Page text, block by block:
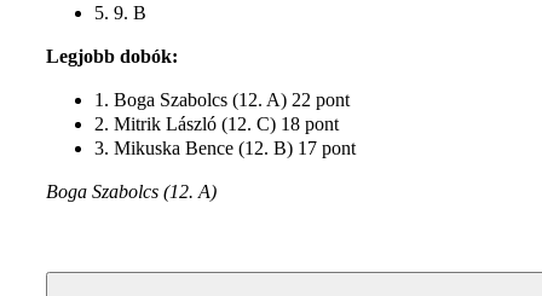
5. 9. B
Legjobb dobók:
1. Boga Szabolcs (12. A) 22 pont
2. Mitrik László (12. C) 18 pont
3. Mikuska Bence (12. B) 17 pont
Boga Szabolcs (12. A)